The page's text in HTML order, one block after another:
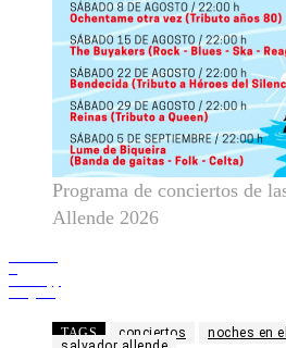
Programa de conciertos de
Allende 2026
TAGS conciertos
noches en